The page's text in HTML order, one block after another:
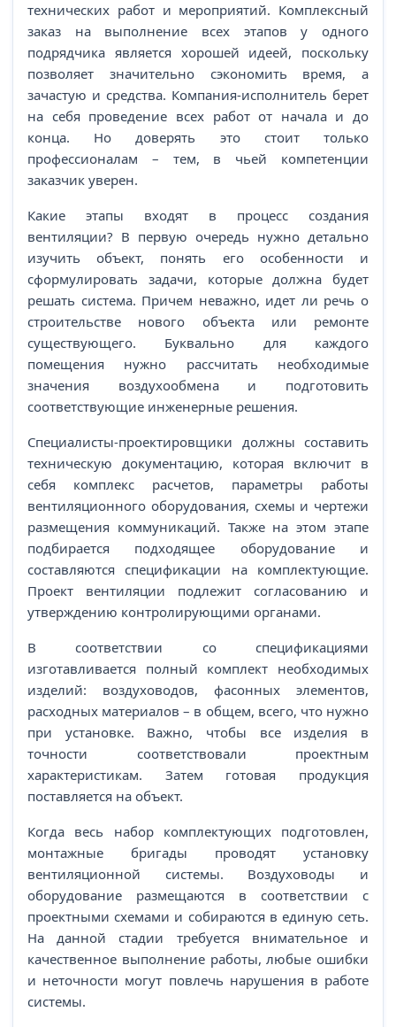
технических работ и мероприятий. Комплексный
заказ на выполнение всех этапов у одного
подрядчика является хорошей идеей, поскольку
позволяет значительно сэкономить время, а
зачастую и средства. Компания-исполнитель берет
на себя проведение всех работ от начала и до
конца. Но доверять это стоит только
профессионалам – тем, в чьей компетенции
заказчик уверен.
Какие этапы входят в процесс создания
вентиляции? В первую очередь нужно детально
изучить объект, понять его особенности и
сформулировать задачи, которые должна будет
решать система. Причем неважно, идет ли речь о
строительстве нового объекта или ремонте
существующего. Буквально для каждого
помещения нужно рассчитать необходимые
значения воздухообмена и подготовить
соответствующие инженерные решения.
Специалисты-проектировщики должны составить
техническую документацию, которая включит в
себя комплекс расчетов, параметры работы
вентиляционного оборудования, схемы и чертежи
размещения коммуникаций. Также на этом этапе
подбирается подходящее оборудование и
составляются спецификации на комплектующие.
Проект вентиляции подлежит согласованию и
утверждению контролирующими органами.
В соответствии со спецификациями
изготавливается полный комплект необходимых
изделий: воздуховодов, фасонных элементов,
расходных материалов – в общем, всего, что нужно
при установке. Важно, чтобы все изделия в
точности соответствовали проектным
характеристикам. Затем готовая продукция
поставляется на объект.
Когда весь набор комплектующих подготовлен,
монтажные бригады проводят установку
вентиляционной системы. Воздуховоды и
оборудование размещаются в соответствии с
проектными схемами и собираются в единую сеть.
На данной стадии требуется внимательное и
качественное выполнение работы, любые ошибки
и неточности могут повлечь нарушения в работе
системы.